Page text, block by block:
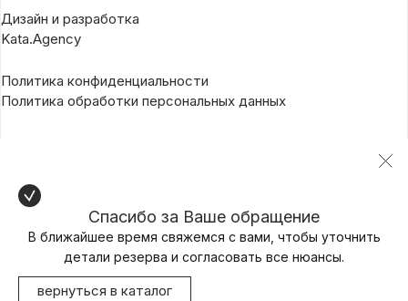
Дизайн и разработка
Kata.Agency
Политика конфиденциальности
Политика обработки персональных данных
Спасибо за Ваше обращение
В ближайшее время свяжемся с вами, чтобы уточнить
детали резерва и согласовать все нюансы.
вернуться в каталог